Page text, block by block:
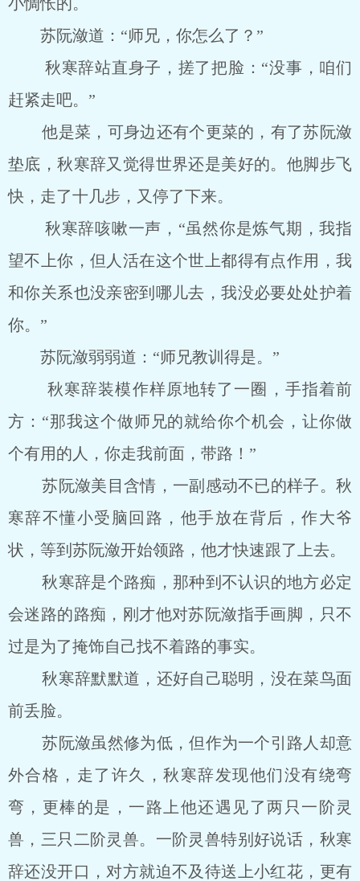
苏阮潋道：“师兄，你怎么了？”
秋寒辞站直身子，搓了把脸：“没事，咱们
赶紧走吧。”
他是菜，可身边还有个更菜的，有了苏阮潋
垫底，秋寒辞又觉得世界还是美好的。他脚步飞
快，走了十几步，又停了下来。
秋寒辞咳嗽一声，“虽然你是炼气期，我指
望不上你，但人活在这个世上都得有点作用，我
和你关系也没亲密到哪儿去，我没必要处处护着
你。”
苏阮潋弱弱道：“师兄教训得是。”
秋寒辞装模作样原地转了一圈，手指着前
方：“那我这个做师兄的就给你个机会，让你做
个有用的人，你走我前面，带路！”
苏阮潋美目含情，一副感动不已的样子。秋
寒辞不懂小受脑回路，他手放在背后，作大爷
状，等到苏阮潋开始领路，他才快速跟了上去。
秋寒辞是个路痴，那种到不认识的地方必定
会迷路的路痴，刚才他对苏阮潋指手画脚，只不
过是为了掩饰自己找不着路的事实。
秋寒辞默默道，还好自己聪明，没在菜鸟面
前丢脸。
苏阮潋虽然修为低，但作为一个引路人却意
外合格，走了许久，秋寒辞发现他们没有绕弯
弯，更棒的是，一路上他还遇见了两只一阶灵
兽，三只二阶灵兽。一阶灵兽特别好说话，秋寒
辞还没开口，对方就迫不及待送上小红花，更有